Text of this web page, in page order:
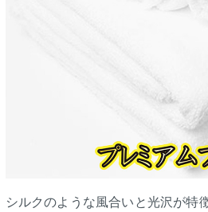
シルクのような風合いと光沢が特